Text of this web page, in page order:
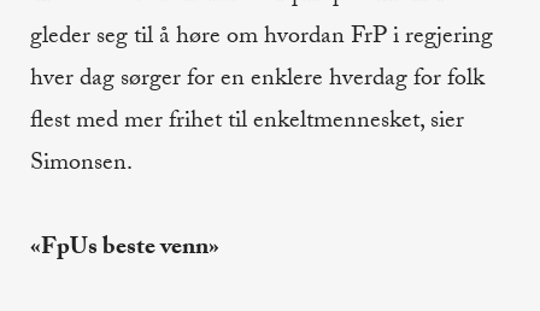
gleder seg til å høre om hvordan FrP i regjering
hver dag sørger for en enklere hverdag for folk
flest med mer frihet til enkeltmennesket, sier
Simonsen.
«FpUs beste venn»